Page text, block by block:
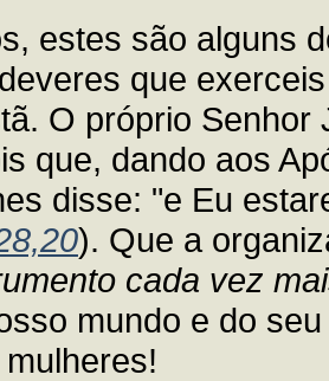
estes são alguns
que
O próprio
que, dando aos
disse: "e Eu
). Que a
cada vez
mundo e do